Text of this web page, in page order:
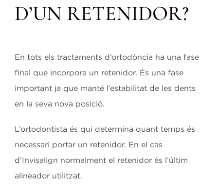
D’UN RETENIDOR?
En tots els tractaments d’ortodòncia ha una fase
final que incorpora un retenidor. És una fase
important ja que manté l’estabilitat de les dents
en la seva nova posició.
L’ortodontista és qui determina quant temps és
necessari portar un retenidor. En el cas
d’Invisalign normalment el retenidor és l’últim
alineador utilitzat.